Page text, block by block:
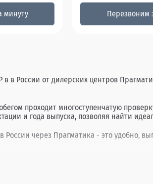
минуту Перезвоним
в в России от дилерских центров
проходит многоступенчатую
и года выпуска, позволяя найти
России через Прагматика - это удобно,